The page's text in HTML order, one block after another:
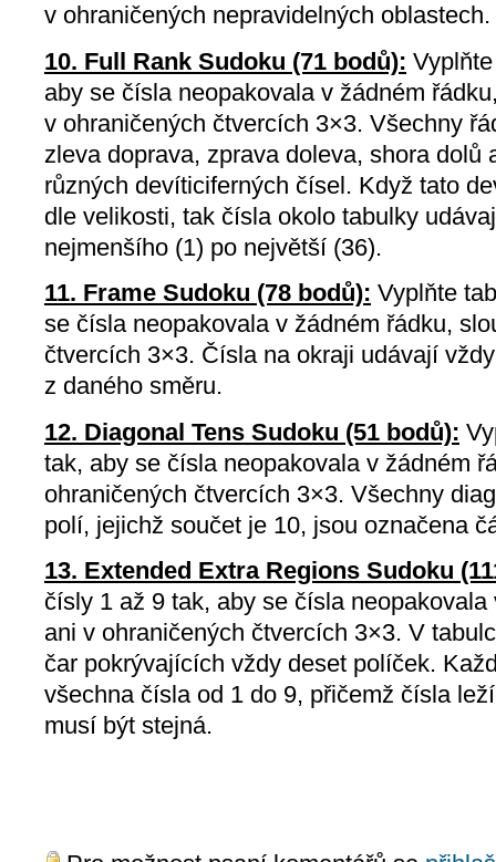
v ohraničených nepravidelných oblastech.
10. Full Rank Sudoku (71 bodů):
aby se čísla neopakovala v žádném
v ohraničených čtvercích 3×3. Všechny
zleva doprava, zprava doleva, shora dolů
různých devíticiferných čísel. Když tato
dle velikosti, tak čísla okolo tabulky
nejmenšího (1) po největší (36).
11. Frame Sudoku (78 bodů): Vyplňte
se čísla neopakovala v žádném řádku,
čtvercích 3×3. Čísla na okraji udávají
z daného směru.
12. Diagonal Tens Sudoku (51 bodů):
tak, aby se čísla neopakovala v žádném
ohraničených čtvercích 3×3. Všechny
polí, jejichž součet je 10, jsou označena
13. Extended Extra Regions Sudoku
čísly 1 až 9 tak, aby se čísla
ani v ohraničených čtvercích 3×3. V
čar pokrývajících vždy deset políček.
všechna čísla od 1 do 9, přičemž čísla
musí být stejná.